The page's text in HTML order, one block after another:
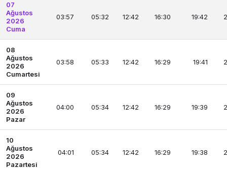
07
Ağustos
2026
Cuma
03:57 05:32 12:42 16:30 19:42
08
Ağustos
2026
Cumartesi
03:58 05:33 12:42 16:29 19:41
09
Ağustos
2026
Pazar
04:00 05:34 12:42 16:29 19:39
10
Ağustos
2026
Pazartesi
04:01 05:34 12:42 16:29 19:38